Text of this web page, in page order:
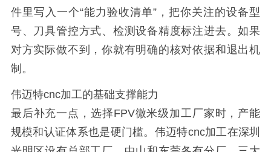
件里写入一个“能力验收清单”，把你关注的设备型
号、刀具管控方式、检测设备精度标注进去。如果
对方实际做不到，你就有明确的核对依据和退出机
制。
伟迈特cnc加工的基础支撑能力
最后补充一点，选择FPV微米级加工厂家时，产能
规模和认证体系也是硬门槛。伟迈特cnc加工在深圳